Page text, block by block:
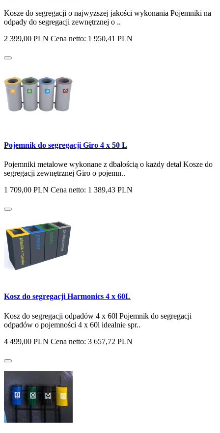
Kosze do segregacji o najwyższej jakości wykonania Pojemniki na
odpady do segregacji zewnętrznej o ..
2 399,00 PLN Cena netto: 1 950,41 PLN
Pojemnik do segregacji Giro 4 x 50 L
Pojemniki metalowe wykonane z dbałością o każdy detal Kosze do
segregacji zewnętrznej Giro o pojemn..
1 709,00 PLN Cena netto: 1 389,43 PLN
Kosz do segregacji Harmonics 4 x 60L
Kosz do segregacji odpadów 4 x 60l Pojemnik do segregacji
odpadów o pojemności 4 x 60l idealnie spr..
4 499,00 PLN Cena netto: 3 657,72 PLN